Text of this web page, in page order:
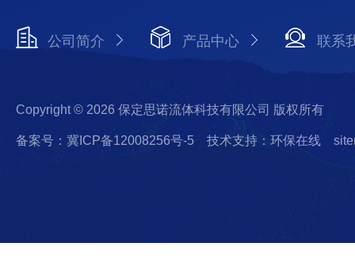
公司简介 产品中心 联系
Copyright © 2026 保定思诺流体科技有限公司 版权所有
备案号：冀ICP备12008256号-5 技术支持：环保在线